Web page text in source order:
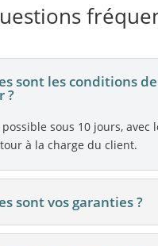
sont les conditions de
?
sous 10 jours, avec
à la charge du client.
sont vos garanties ?